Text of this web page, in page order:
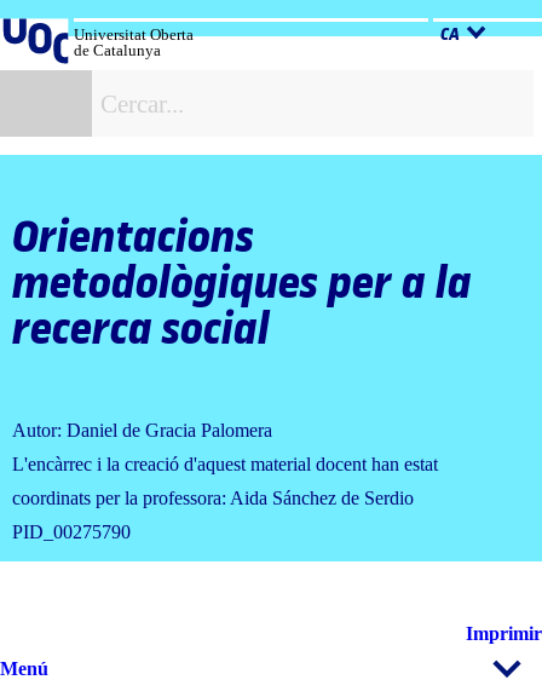
al
contingut
Universitat Oberta
de Catalunya
CA
Orientacions
metodològiques per a la
recerca social
Autor: Daniel de Gracia Palomera
L'encàrrec i la creació d'aquest material docent han estat
coordinats per la professora: Aida Sánchez de Serdio
PID_00275790
Imprimir
Menú